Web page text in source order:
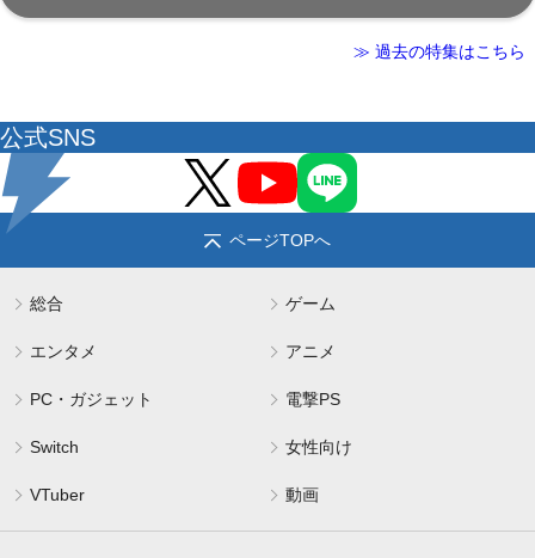
≫ 過去の特集はこちら
公式SNS
ページTOPへ
総合 ゲーム
エンタメ アニメ
PC・ガジェット 電撃PS
Switch 女性向け
VTuber 動画